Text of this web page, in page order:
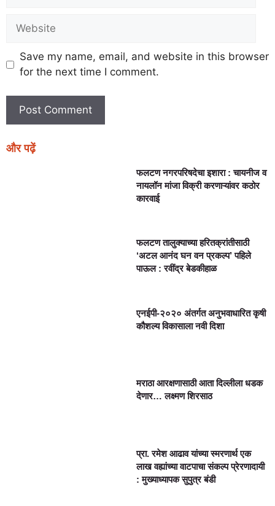
Save my name, email, and website in this browser
for the next time I comment.
और पढ़ें
फलटण नगरपरिषदेचा इशारा : चायनीज व
नायलॉन मांजा विक्री करणाऱ्यांवर कठोर
कारवाई
फलटण तालुक्याच्या हरितक्रांतीसाठी
‘अटल आनंद घन वन प्रकल्प’ पहिले
पाऊल : रवींद्र बेडकीहाळ
एनईपी-२०२० अंतर्गत अनुभवाधारित कृषी
कौशल्य विकासाला नवी दिशा
मराठा आरक्षणासाठी आता दिल्लीला धडक
देणार… लक्ष्मण शिरसाठ
प्रा. रमेश आढाव यांच्या स्मरणार्थ एक
लाख वह्यांच्या वाटपाचा संकल्प प्रेरणादायी
: मुख्याध्यापक सुपुत्र बंडी